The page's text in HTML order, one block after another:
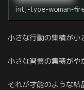
intj-type-woman-
小さな行動の集積が小
小さな習慣の集積がや
それが才能のような結